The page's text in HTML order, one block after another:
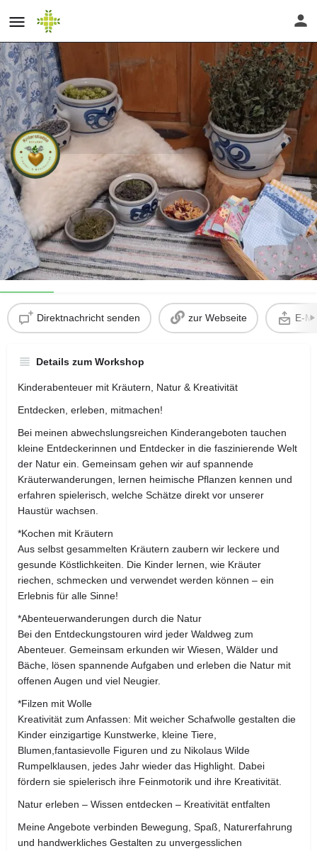
Kinderprogramm im Kritérstieblé
Teilnahmegebühr
13€ inkl. MwSt. Direktnachricht senden
Profil Bewertungen 0
Direktnachricht senden zur Webseite E-
Details zum Workshop
Kinderabenteuer mit Kräutern, Natur & Kreativität
Entdecken, erleben, mitmachen!
Bei meinen abwechslungsreichen Kinderangeboten tauchen
kleine Entdeckerinnen und Entdecker in die faszinierende Welt
der Natur ein. Gemeinsam gehen wir auf spannende
Kräuterwanderungen, lernen heimische Pflanzen kennen und
erfahren spielerisch, welche Schätze direkt vor unserer
Haustür wachsen.
*Kochen mit Kräutern
Aus selbst gesammelten Kräutern zaubern wir leckere und
gesunde Köstlichkeiten. Die Kinder lernen, wie Kräuter
riechen, schmecken und verwendet werden können – ein
Erlebnis für alle Sinne!
*Abenteuerwanderungen durch die Natur
Bei den Entdeckungstouren wird jeder Waldweg zum
Abenteuer. Gemeinsam erkunden wir Wiesen, Wälder und
Bäche, lösen spannende Aufgaben und erleben die Natur mit
offenen Augen und viel Neugier.
*Filzen mit Wolle
Kreativität zum Anfassen: Mit weicher Schafwolle gestalten die
Kinder einzigartige Kunstwerke, kleine Tiere,
Blumen,fantasievolle Figuren und zu Nikolaus Wilde
Rumpelklausen, jedes Jahr wieder das Highlight. Dabei
fördern sie spielerisch ihre Feinmotorik und ihre Kreativität.
Natur erleben – Wissen entdecken – Kreativität entfalten
Meine Angebote verbinden Bewegung, Spaß, Naturerfahrung
und handwerkliches Gestalten zu unvergesslichen